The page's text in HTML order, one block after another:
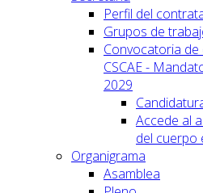
Perfil del
Grupos de
Convocatoria de
CSCAE -
2029
Accede al
del cuerpo
Organigrama
Asamblea